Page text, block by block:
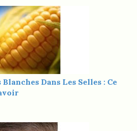
Blanches Dans Les Selles : Ce